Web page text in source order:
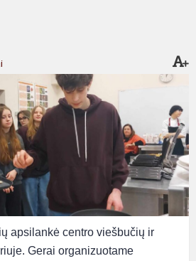
apsilankė centro viešbučių ir
Gerai organizuotame